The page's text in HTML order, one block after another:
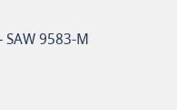
9583-M